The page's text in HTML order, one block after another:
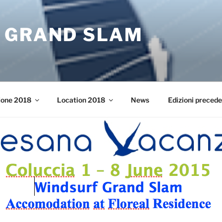
SLAM
2018 Location 2018 News Edizioni